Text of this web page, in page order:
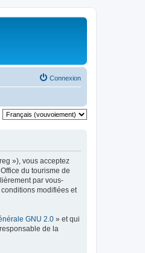
Connexion
»), vous acceptez
du tourisme de
par vous-
modifiées et
GNU 2.0 » et qui
de la